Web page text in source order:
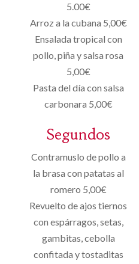
5.00€
Arroz a la cubana 5,00€
Ensalada tropical con
pollo, piña y salsa rosa
5,00€
Pasta del día con salsa
carbonara 5,00€
Segundos
Contramuslo de pollo a
la brasa con patatas al
romero 5,00€
Revuelto de ajos tiernos
con espárragos, setas,
gambitas, cebolla
confitada y tostaditas